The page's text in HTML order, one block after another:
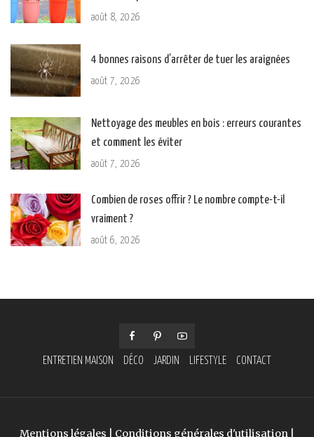
août 8, 2026
4 bonnes raisons d’arrêter de tuer les araignées
août 7, 2026
Nettoyage des meubles en bois : erreurs courantes
et comment les éviter
août 7, 2026
Combien de roses offrir ? Le nombre compte-t-il
vraiment ?
août 6, 2026
ENTRETIEN MAISON DÉCO JARDIN LIFESTYLE CONTACT
Mentions légales Conditions générales d'utilisation